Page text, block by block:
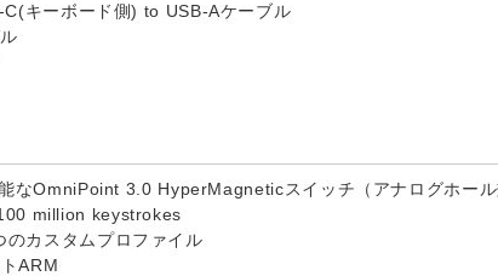
キーボード側) to USB-Aケーブル
能なOmniPoint 3.0 HyperMagneticスイッチ（アナログホー
million keystrokes
のカスタムプロファイル
ARM